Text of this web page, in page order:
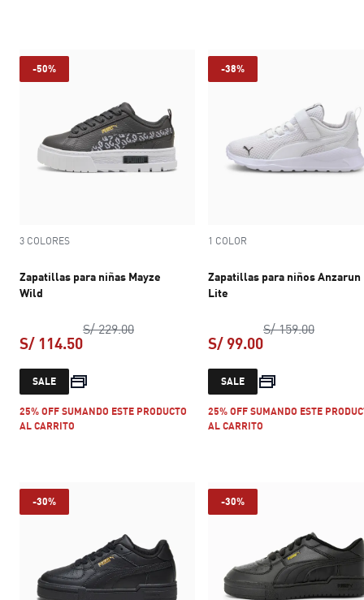
-50%
3 COLORES
Zapatillas para niñas Mayze
Wild
S/ 229.00precio original S/ 229.00
S/ 114.50
precio actual S/ 114.50
SALE
25% OFF SUMANDO ESTE PRODUCTO
AL CARRITO
-38%
1 COLOR
Zapatillas para niños Anzarun
Lite
S/ 159.00precio
S/ 99.00
precio actual S/
SALE
25% OFF SUMANDO ESTE
AL CARRITO
-30% -30%